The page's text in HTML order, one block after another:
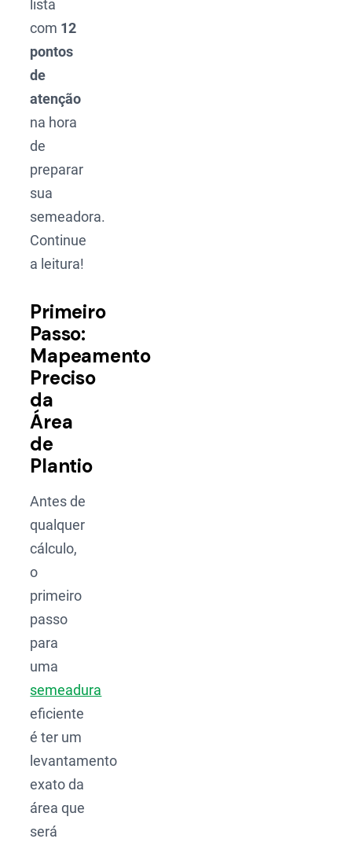
lista
com 12
pontos
de
atenção
na hora
de
preparar
sua
semeadora.
Continue
a leitura!
Primeiro
Passo:
Mapeamento
Preciso
da
Área
de
Plantio
Antes de
qualquer
cálculo,
o
primeiro
passo
para
uma
semeadura
eficiente
é ter um
levantamento
exato da
área que
será